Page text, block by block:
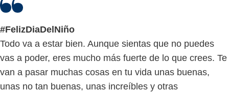
#FelizDiaDelNiño
Todo va a estar bien. Aunque sientas que no puedes
vas a poder, eres mucho más fuerte de lo que crees. Te
van a pasar muchas cosas en tu vida unas buenas,
unas no tan buenas, unas increíbles y otras